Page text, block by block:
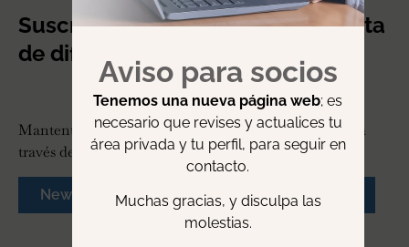
Suscríbete a nuestro boletín o lista
de difusión.
Mantente actualizado con nuestro boletín vía mail o a
través de nuestra lista de difusión de whatsapp.
Newsletter Lista de whatsapp
Aviso para socios
Tenemos una nueva página web; es
necesario que revises y actualices tu
área privada y tu perfil, para seguir en
contacto.
Muchas gracias, y disculpa las
molestias.